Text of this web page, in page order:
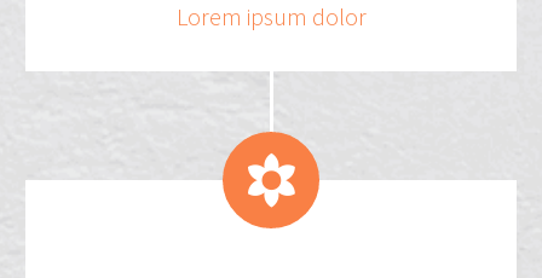
Lorem ipsum dolor

